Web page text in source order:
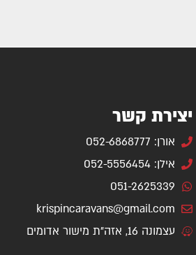
יצירת קשר
אורן: 052-6868777
אילן: 052-5556454
051-2625339
krispincaravans@gmail.com
עצמונה 16, אזה"ת מישור אדומים